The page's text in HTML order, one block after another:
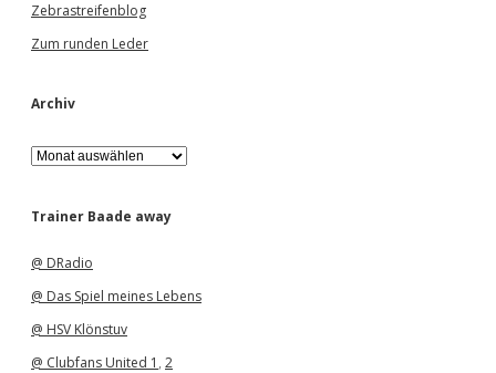
Zebrastreifenblog
Zum runden Leder
Archiv
A
r
h
Trainer Baade away
@ DRadio
@ Das Spiel meines Lebens
@ HSV Klönstuv
@ Clubfans United 1 , 2